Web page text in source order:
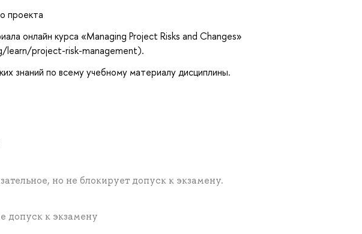
проекта
онлайн курса «Managing Project Risks and Changes»
project-risk-management).
знаний по всему учебному материалу дисциплины.
но не блокирует допуск к экзамену.
допуск к экзамену